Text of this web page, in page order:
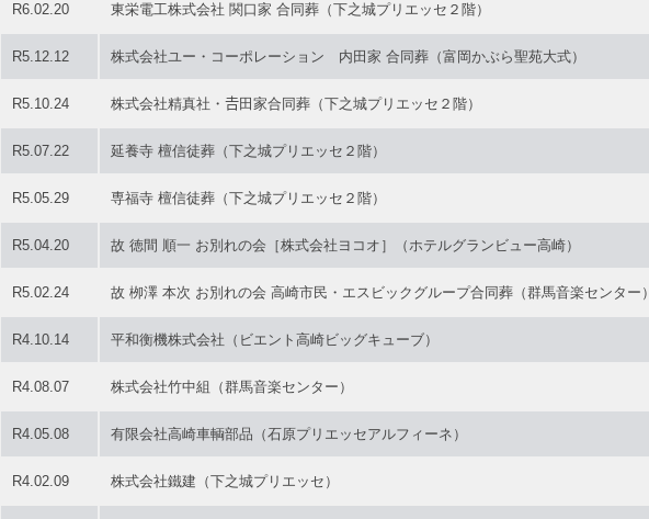
R6.02.20 東栄電工株式会社 関口家 合同葬（下之城プリエッセ２階）
R5.12.12 株式会社ユー・コーポレーション 内田家 合同葬（富岡かぶら聖苑大式）
R5.10.24 株式会社精真社・𠮷田家合同葬（下之城プリエッセ２階）
R5.07.22 延養寺 檀信徒葬（下之城プリエッセ２階）
R5.05.29 専福寺 檀信徒葬（下之城プリエッセ２階）
R5.04.20 故 徳間 順一 お別れの会［株式会社ヨコオ］（ホテルグランビュー高崎）
R5.02.24 故 栁澤 本次 お別れの会 高崎市民・エスビックグループ合同葬（群馬音楽センター）
R4.10.14 平和衡機株式会社（ビエント高崎ビッグキューブ）
R4.08.07 株式会社竹中組（群馬音楽センター）
R4.05.08 有限会社高崎車輌部品（石原プリエッセアルフィーネ）
R4.02.09 株式会社鐵建（下之城プリエッセ）